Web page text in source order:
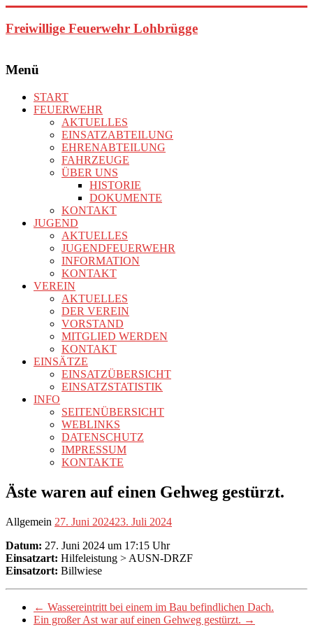
Inhalt
springen
Freiwillige Feuerwehr Lohbrügge
Menü
START
FEUERWEHR
AKTUELLES
EINSATZABTEILUNG
EHRENABTEILUNG
FAHRZEUGE
ÜBER UNS
HISTORIE
DOKUMENTE
KONTAKT
JUGEND
AKTUELLES
JUGENDFEUERWEHR
INFORMATION
KONTAKT
VEREIN
AKTUELLES
DER VEREIN
VORSTAND
MITGLIED WERDEN
KONTAKT
EINSÄTZE
EINSATZÜBERSICHT
EINSATZSTATISTIK
INFO
SEITENÜBERSICHT
WEBLINKS
DATENSCHUTZ
IMPRESSUM
KONTAKTE
Äste waren auf einen Gehweg gestürzt.
Allgemein 27. Juni 202423. Juli 2024
Datum: 27. Juni 2024 um 17:15 Uhr
Einsatzart: Hilfeleistung > AUSN-DRZF
Einsatzort: Billwiese
← Wassereintritt bei einem im Bau befindlichen Dach.
Ein großer Ast war auf einen Gehweg gestürzt. →